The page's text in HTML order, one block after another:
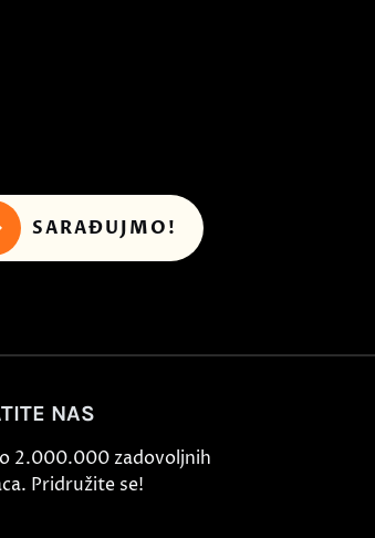
SARAĐUJMO!
NAS
2.000.000 zadovoljnih
Pridružite se!